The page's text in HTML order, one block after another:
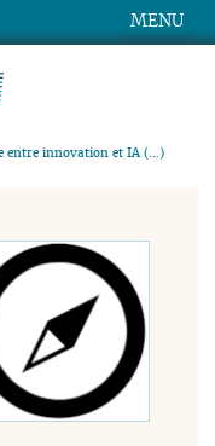
MENU
entre innovation et IA (…)